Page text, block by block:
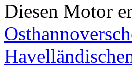
Diesen Motor